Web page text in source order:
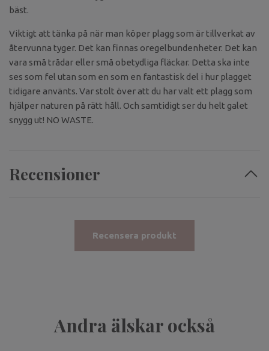
bäst.
Viktigt att tänka på när man köper plagg som är tillverkat av
återvunna tyger. Det kan finnas oregelbundenheter. Det kan
vara små trådar eller små obetydliga fläckar. Detta ska inte
ses som fel utan som en som en fantastisk del i hur plagget
tidigare använts. Var stolt över att du har valt ett plagg som
hjälper naturen på rätt håll. Och samtidigt ser du helt galet
snygg ut! NO WASTE.
Recensioner
Recensera produkt
Andra älskar också